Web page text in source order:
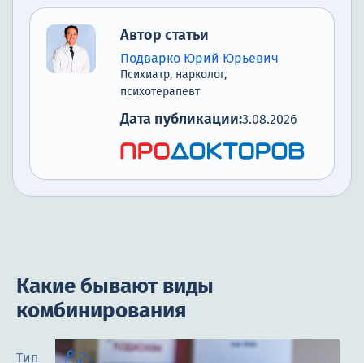
Автор статьи
Подварко Юрий Юрьевич
Психиатр, нарколог,
психотерапевт
Дата публикации:3.08.2026
Какие бывают виды
комбинирования
Тип